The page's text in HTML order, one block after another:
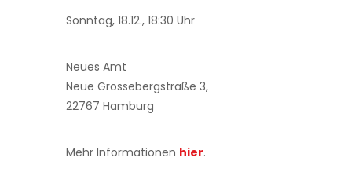
Sonntag, 18.12., 18:30 Uhr
Neues Amt
Neue Grossebergstraße 3,
22767 Hamburg
Mehr Informationen hier.